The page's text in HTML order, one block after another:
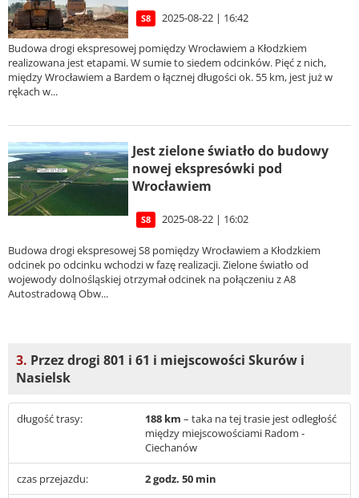
S8 2025-08-22 | 16:42
Budowa drogi ekspresowej pomiędzy Wrocławiem a Kłodzkiem
realizowana jest etapami. W sumie to siedem odcinków. Pięć z nich,
między Wrocławiem a Bardem o łącznej długości ok. 55 km, jest już w
rękach w...
Jest zielone światło do budowy
nowej ekspresówki pod
Wrocławiem
S8 2025-08-22 | 16:02
Budowa drogi ekspresowej S8 pomiędzy Wrocławiem a Kłodzkiem
odcinek po odcinku wchodzi w fazę realizacji. Zielone światło od
wojewody dolnośląskiej otrzymał odcinek na połączeniu z A8
Autostradową Obw...
3. Przez drogi 801 i 61 i miejscowości Skurów i
Nasielsk
długość trasy: 188 km – taka na tej trasie jest odległość
między miejscowościami Radom -
Ciechanów
czas przejazdu: 2 godz. 50 min